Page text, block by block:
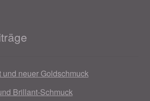
für Ostern 2019
für Ostern 2020
für Ostern 2021
neuer Goldschmuck
Brillant-Schmuck